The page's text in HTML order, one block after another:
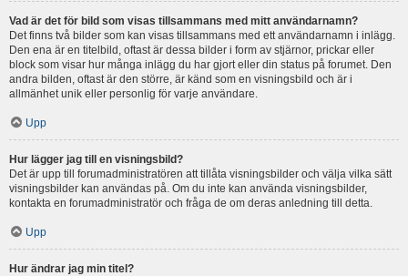
Vad är det för bild som visas tillsammans med mitt användarnamn?
Det finns två bilder som kan visas tillsammans med ett användarnamn i inlägg.
Den ena är en titelbild, oftast är dessa bilder i form av stjärnor, prickar eller
block som visar hur många inlägg du har gjort eller din status på forumet. Den
andra bilden, oftast är den större, är känd som en visningsbild och är i
allmänhet unik eller personlig för varje användare.
Upp
Hur lägger jag till en visningsbild?
Det är upp till forumadministratören att tillåta visningsbilder och välja vilka sätt
visningsbilder kan användas på. Om du inte kan använda visningsbilder,
kontakta en forumadministratör och fråga de om deras anledning till detta.
Upp
Hur ändrar jag min titel?